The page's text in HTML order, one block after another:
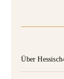
Über